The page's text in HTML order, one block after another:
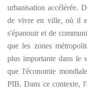
urbanisation accélérée.
de vivre en ville, où il
s'épanouir et de
que les zones
plus importante dans le
que l'économie
PIB. Dans ce contexte,